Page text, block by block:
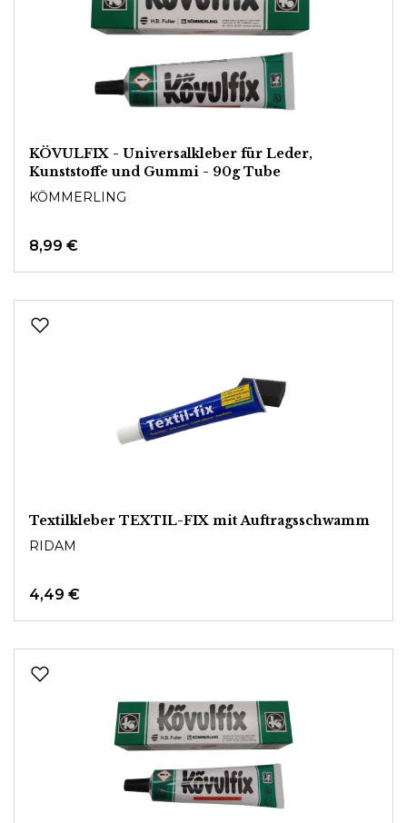
KÖVULFIX - Universalkleber für Leder,
Kunststoffe und Gummi - 90g Tube
KÖMMERLING
8,99 €
Textilkleber TEXTIL-FIX mit Auftragsschwamm
RIDAM
4,49 €